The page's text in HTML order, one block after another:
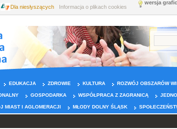
Dla niesłyszących Informacja o plikach cookies
wersja
EDUKACJA ZDROWIE KULTURA ROZWÓJ OBSZARÓW
GOSPODARKA WSPÓŁPRACA Z ZAGRANICĄ
MIAST I AGLOMERACJI MŁODY DOLNY ŚLĄSK